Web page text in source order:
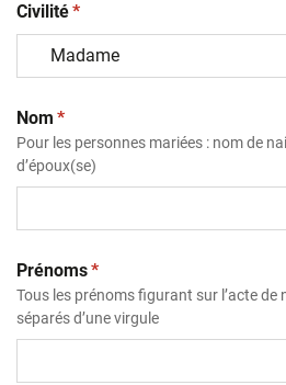
Civilité(obligatoire)
*
Nom (obligatoire)
*
Pour les personnes mariées : nom de
d’époux(se)
Prénoms(obligatoire)
*
Tous les prénoms figurant sur l’acte de
séparés d’une virgule